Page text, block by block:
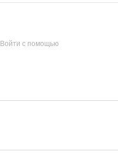
Войти с помощью